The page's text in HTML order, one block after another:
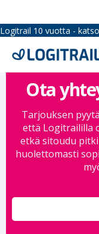
Logitrail 10 vuotta -
Ota
Tarjouksen
että Logitraililla
etkä sitoudu
huolettomasti